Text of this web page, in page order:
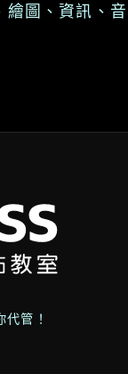
繪圖、資訊、
管！